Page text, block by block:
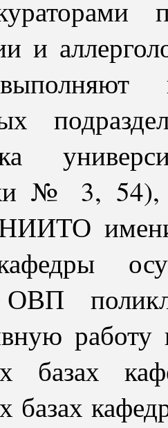
и
№ 3, 54),
ОВП
базах
базах